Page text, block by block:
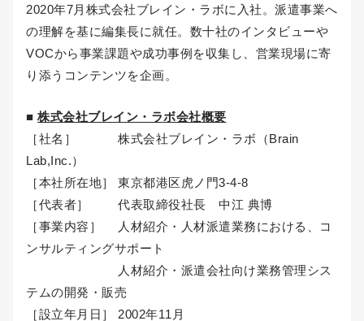
2020年7月株式会社ブレイン・ラボに入社。派遣事業へ
の理解を基に編集長に就任。数十社のインタビューや
VOCから事業課題や成功事例を収集し、営業現場に寄
り添うコンテンツを企画。
■ 株式会社ブレイン・ラボ会社概要
［社名］ 株式会社ブレイン・ラボ（Brain
Lab,Inc.）
［本社所在地］ 東京都港区虎ノ門3-4-8
［代表者］ 代表取締役社長 中江 典博
［事業内容］ 人材紹介・人材派遣業務における、コ
ンサルティングサポート
人材紹介・派遣会社向け業務管理シス
テムの開発・販売
［設立年月日］ 2002年11月